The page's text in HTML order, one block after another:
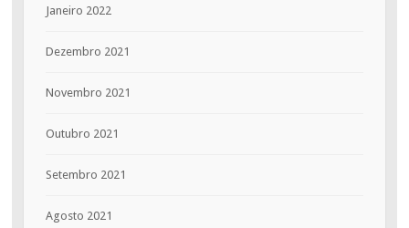
Janeiro 2022
Dezembro 2021
Novembro 2021
Outubro 2021
Setembro 2021
Agosto 2021